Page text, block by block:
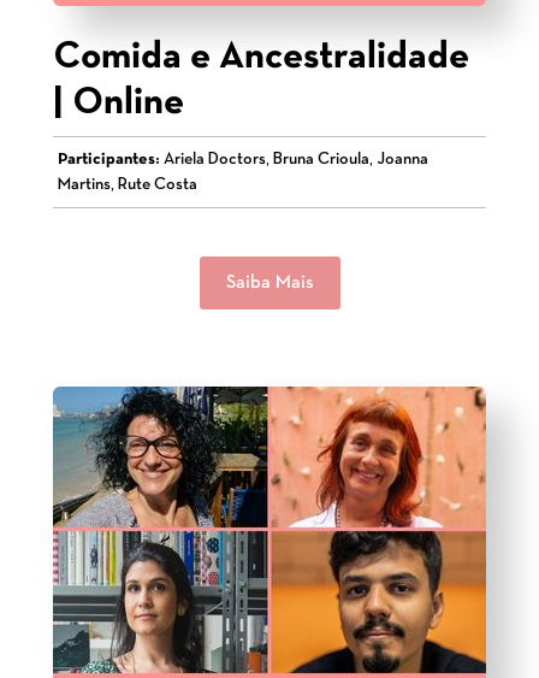
Comida e Ancestralidade
| Online
Participantes: Ariela Doctors, Bruna Crioula, Joanna
Martins, Rute Costa
Saiba Mais